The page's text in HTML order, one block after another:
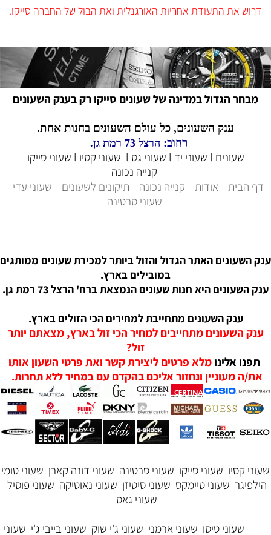
דרוש את התעודת אחריות האורגנלית ואת הבול של החברה סייקו.
מבחר הגדול במדינה של שעונים סייקו רק בענק השעונים
ענק השעונים, כל עולם השעונים בחנות אחת.
רחוב: הרצל 73 רמת גן.
שעונים l שעוני יד l שעוני גס l שעוני קסיו l שעוני סייקו
קנייה נכונה
דף הבית
אודות קנייה נכונה תיקונים לשעונים
שעוני עדי
שעוני סרטינה
ענק השעונים האתר הגדול והזול ביותר למכירת שעונים ממותגים
במובילים בארץ.
ענק השעונים היא חנות שעונים הנמצאת ברח' הרצל 73 רמת גן.
ענק השעונים מתחייבת למחירים הכי הזולים בארץ.
ענק השעונים מתחייבים למחיר הכי זול בארץ, מצאתם יותר
זול?
תפנו אלינו מלא פרטים ליצירת קשר ואת פרטי השעון אותו
את/ה מעוניין ונחזור אליכם בהקדם עםבמחיר ללא תחרות.
שעוני קסיו שעוני סייקו שעוני סרטינה שעוני דונה קארן שעוני טומי
הילפיגר שעוני טיימקס שעוני סיטיזן שעוני נאוטיקה שעוני פוסיל
שעוני גאס
שעוני טיסו שעוני ארמני שעוני ג'י שוק שעוני בייבי ג'י שעוני